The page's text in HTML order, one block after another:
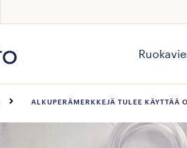
ALKUPERÄMERKKEJÄ TULEE KÄYTTÄÄ